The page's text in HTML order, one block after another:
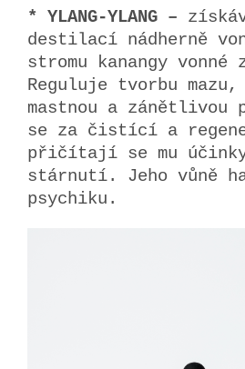
* YLANG-YLANG –
destilací nádherně
stromu kanangy vonné
Reguluje tvorbu
mastnou a zánětlivou
se za čistící a
přičítají se mu
stárnutí. Jeho vůně
psychiku.